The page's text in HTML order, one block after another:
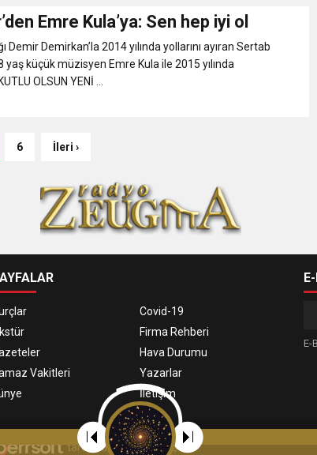
Emre Kula’ya: Sen hep iyi ol
Demir Demirkan’la 2014 yılında yollarını ayıran Sertab
yaş küçük müzisyen Emre Kula ile 2015 yılında
OLSUN YENİ ...
6 İleri ›
Covid-19
Firma Rehberi
Hava Durumu
Vakitleri
Yazarlar
İletişim
E-
tarafından uyarlanmıştır.